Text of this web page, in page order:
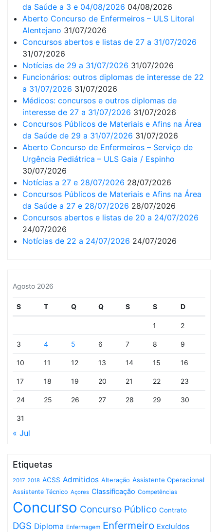
da Saúde a 3 e 04/08/2026 04/08/2026
Aberto Concurso de Enfermeiros – ULS Litoral
Alentejano 31/07/2026
Concursos abertos e listas de 27 a 31/07/2026
31/07/2026
Notícias de 29 a 31/07/2026 31/07/2026
Funcionários: outros diplomas de interesse de 22
a 31/07/2026 31/07/2026
Médicos: concursos e outros diplomas de
interesse de 27 a 31/07/2026 31/07/2026
Concursos Públicos de Materiais e Afins na Área
da Saúde de 29 a 31/07/2026 31/07/2026
Aberto Concurso de Enfermeiros – Serviço de
Urgência Pediátrica – ULS Gaia / Espinho
30/07/2026
Notícias a 27 e 28/07/2026 28/07/2026
Concursos Públicos de Materiais e Afins na Área
da Saúde a 27 e 28/07/2026 28/07/2026
Concursos abertos e listas de 20 a 24/07/2026
24/07/2026
Notícias de 22 a 24/07/2026 24/07/2026
Agosto 2026
S T Q Q S S D
1 2
3 4 5 6 7 8 9
10 11 12 13 14 15 16
17 18 19 20 21 22 23
24 25 26 27 28 29 30
31
« Jul
Etiquetas
2017 2018 ACSS Admitidos Alteração Assistente Operacional
Assistente Técnico Açores Classificação Competências
Concurso Concurso Público Contrato
DGS Diploma Enfermagem Enfermeiro Excluídos